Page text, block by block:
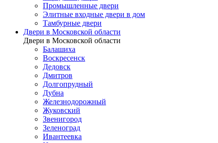
Промышленные двери
Элитные входные двери в дом
Тамбурные двери
Двери в Московской области
Двери в Московской области
Балашиха
Воскресенск
Дедовск
Дмитров
Долгопрудный
Дубна
Железнодорожный
Жуковский
Звенигород
Зеленоград
Ивантеевка